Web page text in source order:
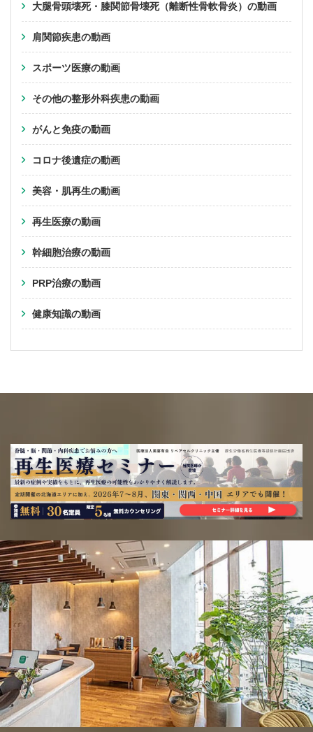
大腿骨頭壊死・膝関節骨壊死（離断性骨軟骨炎）の動画
肩関節疾患の動画
スポーツ医療の動画
その他の整形外科疾患の動画
がんと免疫の動画
コロナ後遺症の動画
美容・肌再生の動画
再生医療の動画
幹細胞治療の動画
PRP治療の動画
健康知識の動画